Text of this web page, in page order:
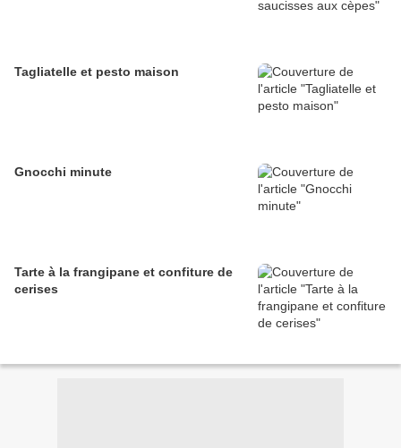
Tagliatelle et pesto maison
Gnocchi minute
Tarte à la frangipane et confiture de
cerises